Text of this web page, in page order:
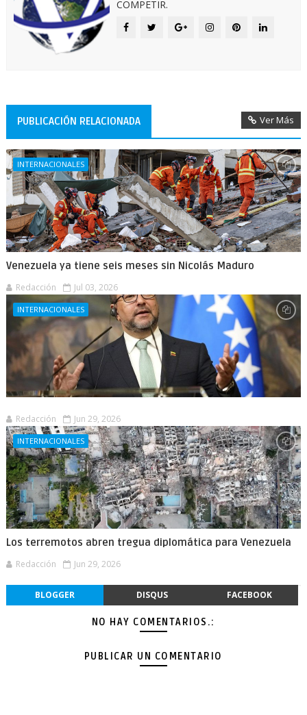
COMPETIR.
PUBLICACIÓN RELACIONADA Ver Más
INTERNACIONALES
Venezuela ya tiene seis meses sin Nicolás Maduro
Redacción Jul 03, 2026
INTERNACIONALES
Redacción Jun 29, 2026
INTERNACIONALES
Los terremotos abren tregua diplomática para Venezuela
Redacción Jun 29, 2026
BLOGGER DISQUS FACEBOOK
NO HAY COMENTARIOS.:
PUBLICAR UN COMENTARIO